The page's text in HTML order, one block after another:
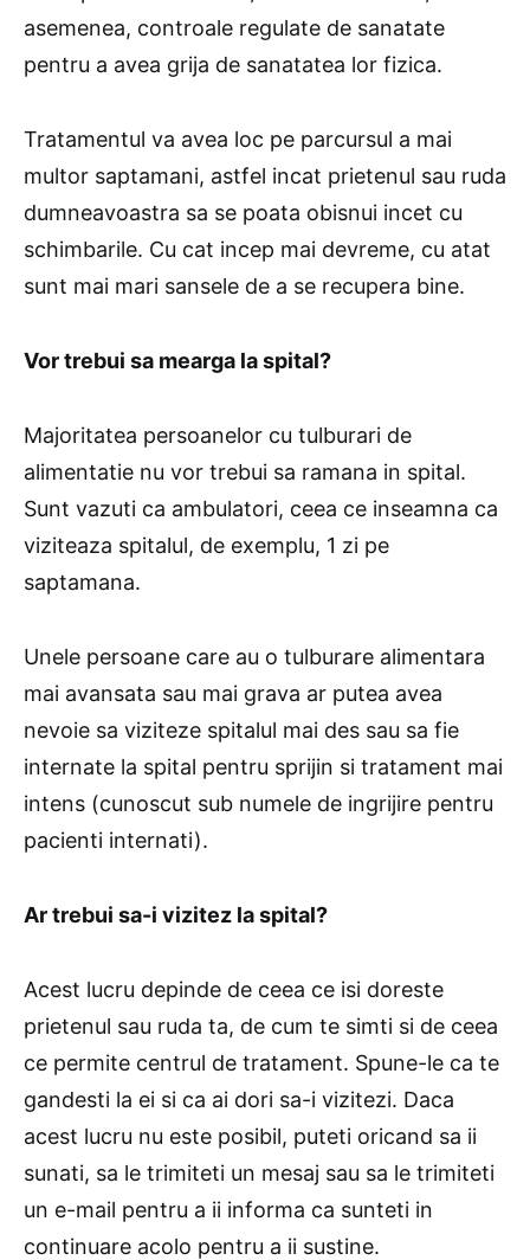
asemenea, controale regulate de sanatate
pentru a avea grija de sanatatea lor fizica.
Tratamentul va avea loc pe parcursul a mai
multor saptamani, astfel incat prietenul sau ruda
dumneavoastra sa se poata obisnui incet cu
schimbarile. Cu cat incep mai devreme, cu atat
sunt mai mari sansele de a se recupera bine.
Vor trebui sa mearga la spital?
Majoritatea persoanelor cu tulburari de
alimentatie nu vor trebui sa ramana in spital.
Sunt vazuti ca ambulatori, ceea ce inseamna ca
viziteaza spitalul, de exemplu, 1 zi pe
saptamana.
Unele persoane care au o tulburare alimentara
mai avansata sau mai grava ar putea avea
nevoie sa viziteze spitalul mai des sau sa fie
internate la spital pentru sprijin si tratament mai
intens (cunoscut sub numele de ingrijire pentru
pacienti internati).
Ar trebui sa-i vizitez la spital?
Acest lucru depinde de ceea ce isi doreste
prietenul sau ruda ta, de cum te simti si de ceea
ce permite centrul de tratament. Spune-le ca te
gandesti la ei si ca ai dori sa-i vizitezi. Daca
acest lucru nu este posibil, puteti oricand sa ii
sunati, sa le trimiteti un mesaj sau sa le trimiteti
un e-mail pentru a ii informa ca sunteti in
continuare acolo pentru a ii sustine.